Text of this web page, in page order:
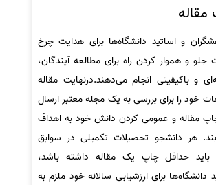
و اساتید دانشگاه‌ها برای هدایت چرخ
و هموار کردن راه برای مطالعه آیندگان،
و باکیفیتی انجام می‌دهند.درنهایت مقاله
خود را برای بررسی به یک مجله معتبر ارسال
مقاله و عمومی کردن دانش خود به اهداف
هر دانشجو تحصیلات تکمیلی در سوابق
حداقل چاپ یک مقاله داشته باشد،
برای ارزشیابی سالانه خود ملزم به